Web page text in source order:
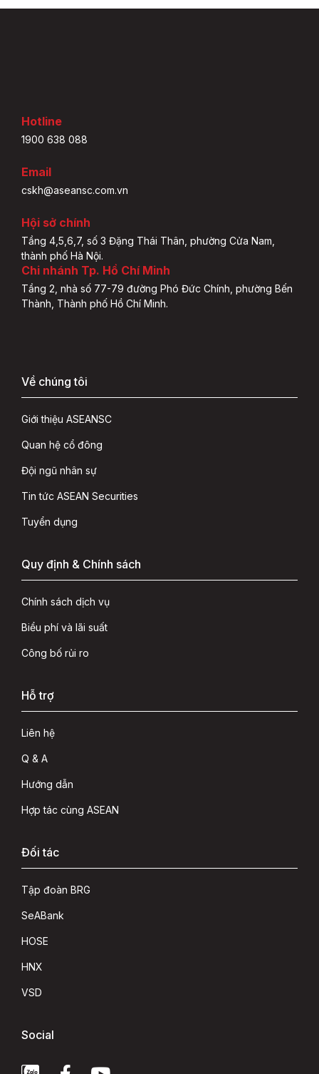
Hotline
1900 638 088
Email
cskh@aseansc.com.vn
Hội sở chính
Tầng 4,5,6,7, số 3 Đặng Thái Thân, phường Cửa Nam,
thành phố Hà Nội.
Chi nhánh Tp. Hồ Chí Minh
Tầng 2, nhà số 77-79 đường Phó Đức Chính, phường Bến
Thành, Thành phố Hồ Chí Minh.
Về chúng tôi
Giới thiệu ASEANSC
Quan hệ cổ đông
Đội ngũ nhân sự
Tin tức ASEAN Securities
Tuyển dụng
Quy định & Chính sách
Chính sách dịch vụ
Biểu phí và lãi suất
Công bố rủi ro
Hỗ trợ
Liên hệ
Q & A
Hướng dẫn
Hợp tác cùng ASEAN
Đối tác
Tập đoàn BRG
SeABank
HOSE
HNX
VSD
Social